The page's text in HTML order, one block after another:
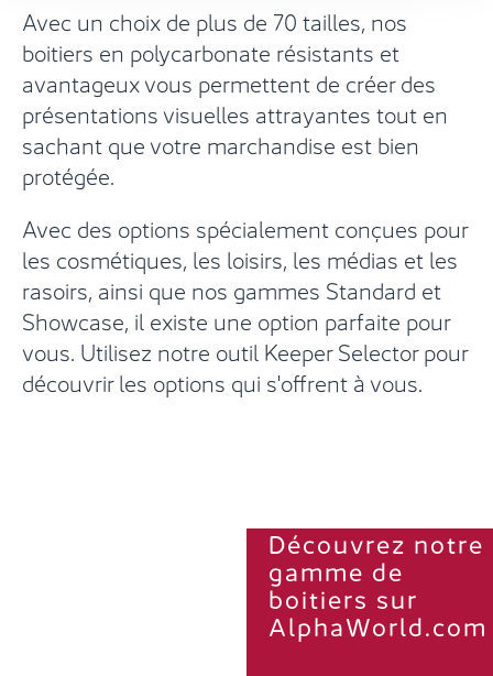
Avec un choix de plus de 70 tailles, nos
boitiers en polycarbonate résistants et
avantageux vous permettent de créer des
présentations visuelles attrayantes tout en
sachant que votre marchandise est bien
protégée.
Avec des options spécialement conçues pour
les cosmétiques, les loisirs, les médias et les
rasoirs, ainsi que nos gammes Standard et
Showcase, il existe une option parfaite pour
vous. Utilisez notre outil Keeper Selector pour
découvrir les options qui s'offrent à vous.
Découvrez notre
gamme de
boitiers sur
AlphaWorld.com